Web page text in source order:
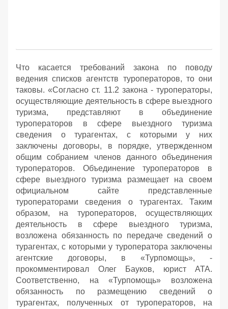
Что касается требований закона по поводу
ведения списков агентств туроператоров, то они
таковы. «Согласно ст. 11.2 закона - туроператоры,
осуществляющие деятельность в сфере выездного
туризма, представляют в объединение
туроператоров в сфере выездного туризма
сведения о турагентах, с которыми у них
заключены договоры, в порядке, утвержденном
общим собранием членов данного объединения
туроператоров. Объединение туроператоров в
сфере выездного туризма размещает на своем
официальном сайте представленные
туроператорами сведения о турагентах. Таким
образом, на туроператоров, осуществляющих
деятельность в сфере выездного туризма,
возложена обязанность по передаче сведений о
турагентах, с которыми у туроператора заключены
агентские договоры, в «Турпомощь», -
прокомментировал Олег Бауков, юрист АТА.
Соответственно, на «Турпомощь» возложена
обязанность по размещению сведений о
турагентах, полученных от туроператоров, на